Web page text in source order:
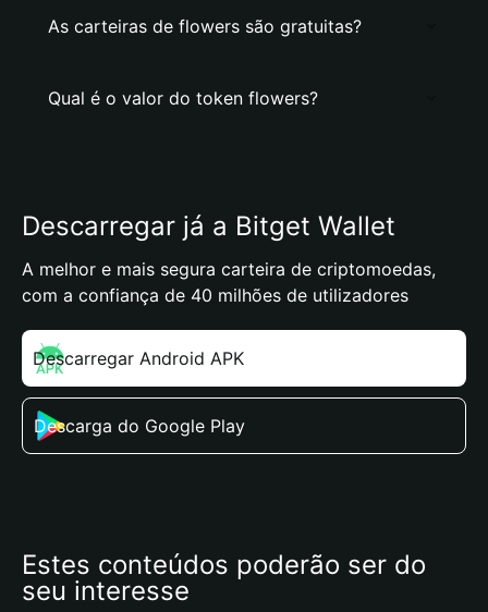
As carteiras de flowers são gratuitas?
Qual é o valor do token flowers?
Descarregar já a Bitget Wallet
A melhor e mais segura carteira de criptomoedas,
com a confiança de 40 milhões de utilizadores
Descarregar Android APK
Descarga do Google Play
Estes conteúdos poderão ser do
seu interesse